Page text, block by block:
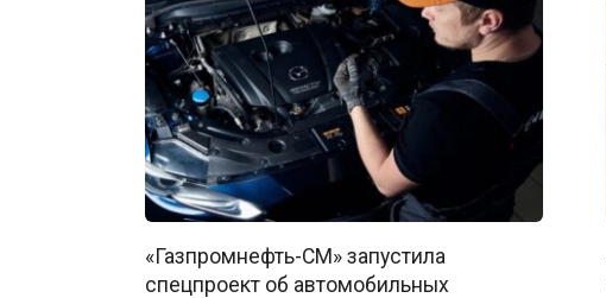
«Газпромнефть-СМ» запустила
спецпроект об автомобильных